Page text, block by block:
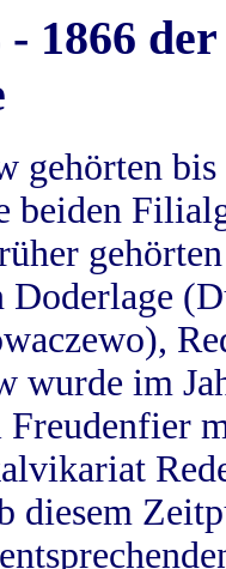
- 1866
gehörten
beiden
wurde im
Freudenfier
diesem